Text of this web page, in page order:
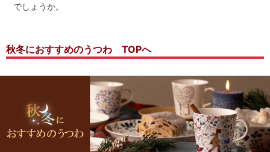
でしょうか。
秋冬におすすめのうつわ TOPへ